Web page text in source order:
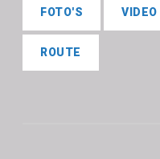
FOTO'S VIDEO
ROUTE